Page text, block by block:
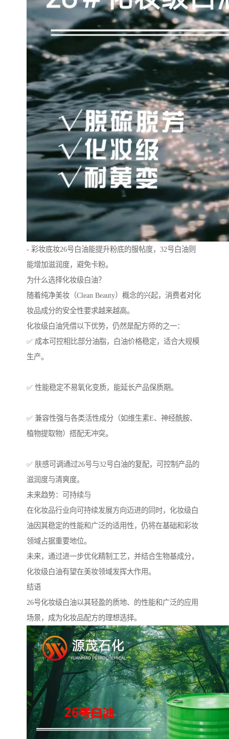
- 彩妆底妆26号白油能提升粉底的服帖度，32号白油则
能增加滋润度，避免卡粉。
为什么选择化妆级白油？
随着纯净美妆（Clean Beauty）概念的兴起，消费者对化
妆品成分的安全性要求越来越高。
化妆级白油凭借以下优势，仍然是配方师的之一：
✅ 成本可控相比部分油脂，白油价格稳定，适合大规模
生产。
✅ 性能稳定不易氧化变质，能延长产品保质期。
✅ 兼容性强与各类活性成分（如维生素E、神经酰胺、
植物提取物）搭配无冲突。
✅ 肤感可调通过26号与32号白油的复配，可控制产品的
滋润度与清爽度。
未来趋势：可持续与
在化妆品行业向可持续发展方向迈进的同时，化妆级白
油因其稳定的性能和广泛的适用性，仍将在基础和彩妆
领域占据重要地位。
未来，通过进一步优化精制工艺，并结合生物基成分，
化妆级白油有望在美妆领域发挥大作用。
结语
26号化妆级白油以其轻盈的质地、的性能和广泛的应用
场景，成为化妆品配方的理想选择。